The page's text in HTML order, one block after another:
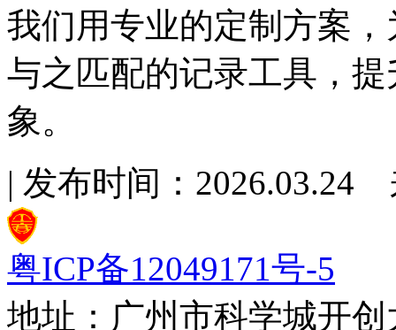
我们用专业的定制方案
与之匹配的记录工具，
象。
| 发布时间：
粤ICP备12049171号-5
地址：广州市科学城开